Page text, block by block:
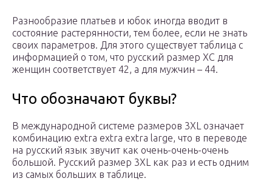
Разнообразие платьев и юбок иногда вводит в
состояние растерянности, тем более, если не знать
своих параметров. Для этого существует таблица с
информацией о том, что русский размер ХС для
женщин соответствует 42, а для мужчин – 44.
Что обозначают буквы?
В международной системе размеров 3XL означает
комбинацию extra extra extra large, что в переводе
на русский язык звучит как очень-очень-очень
большой. Русский размер 3XL как раз и есть одним
из самых больших в таблице.